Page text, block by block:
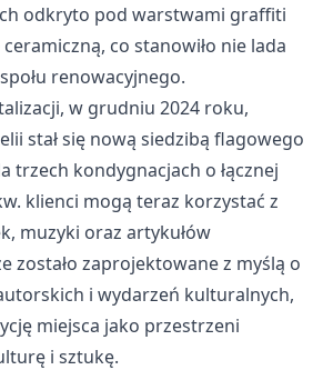
odkryto pod warstwami graffiti
co stanowiło nie lada
renowacyjnego.
w grudniu 2024 roku,
stał się nową siedzibą flagowego
trzech kondygnacjach o łącznej
klienci mogą teraz korzystać z
muzyki oraz artykułów
zostało zaprojektowane z myślą o
i wydarzeń kulturalnych,
miejsca jako przestrzeni
i sztukę.